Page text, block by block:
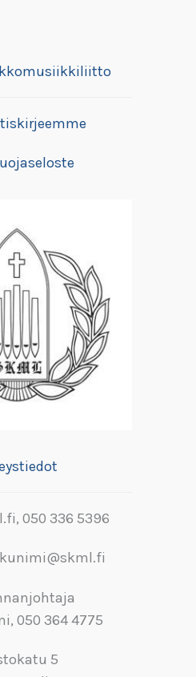
050 336 5396
050 364 4775
5